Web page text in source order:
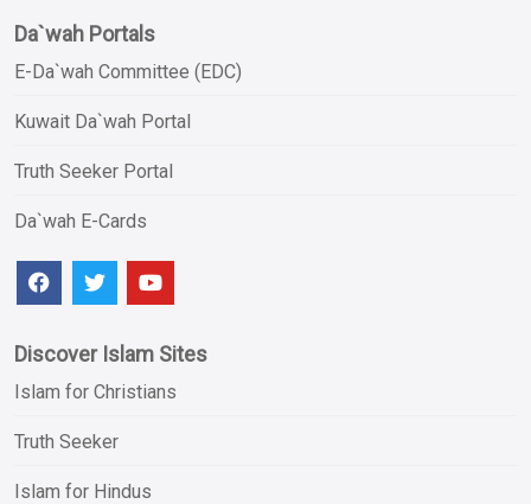
Da`wah Portals
E-Da`wah Committee (EDC)
Kuwait Da`wah Portal
Truth Seeker Portal
Da`wah E-Cards
Discover Islam Sites
Islam for Christians
Truth Seeker
Islam for Hindus